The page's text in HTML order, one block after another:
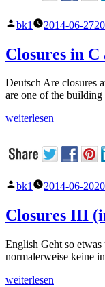
Veröffentlicht
bk1 2014-06-27
Closures in C
Deutsch Are closures
are one of the
„Closures
and
weiterlesen
Veröffentlicht
bk1 2014-06-20
Closures III
English Geht so
normalerweise keine
„Closures
weiterlesen